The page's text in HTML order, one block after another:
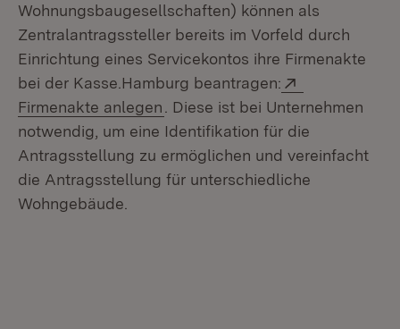
Wohnungsbaugesellschaften) können als
Zentralantragssteller bereits im Vorfeld durch
Einrichtung eines Servicekontos ihre Firmenakte
bei der Kasse.Hamburg beantragen:
Firmenakte anlegen (Öffnet in neuem Fenster)
. Diese ist bei Unternehmen
notwendig, um eine Identifikation für die
Antragsstellung zu ermöglichen und vereinfacht
die Antragsstellung für unterschiedliche
Wohngebäude.